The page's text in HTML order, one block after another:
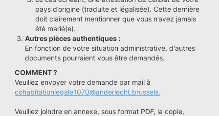
pays d’origine (traduite et légalisée). Cette dernière
doit clairement mentionner que vous n’avez jamais
été marié(e).
Autres pièces authentiques :
En fonction de votre situation administrative, d'autres
documents pourraient vous être demandés.
COMMENT ?
Veuillez envoyer votre demande par mail à
cohabitationlegale1070@anderlecht.brussels.
Veuillez joindre en annexe, sous format PDF, la copie,